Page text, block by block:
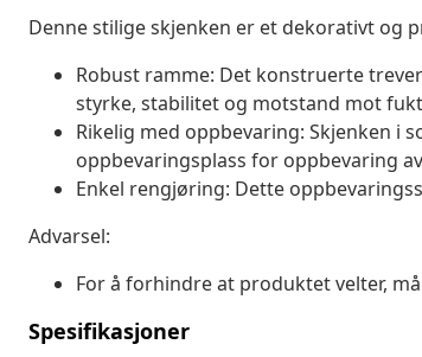
Denne stilige skjenken er et dekorativt og
Robust ramme: Det konstruerte
styrke, stabilitet og motstand mot
Rikelig med oppbevaring: Skjenken i
oppbevaringsplass for oppbevaring
Enkel rengjøring: Dette
Advarsel:
For å forhindre at produktet velter,
Spesifikasjoner